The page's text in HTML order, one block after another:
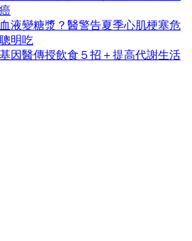
液變糖漿？醫警告夏季心肌梗塞危
明吃
因醫傳授飲食５招＋提高代謝生活